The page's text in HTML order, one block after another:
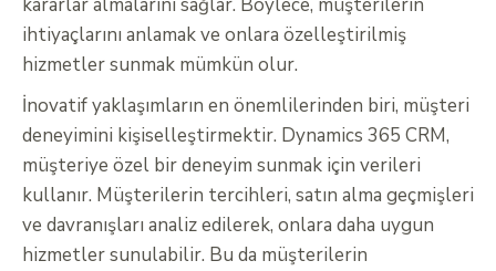
kararlar almalarını sağlar. Böylece, müşterilerin
ihtiyaçlarını anlamak ve onlara özelleştirilmiş
hizmetler sunmak mümkün olur.
İnovatif yaklaşımların en önemlilerinden biri, müşteri
deneyimini kişiselleştirmektir. Dynamics 365 CRM,
müşteriye özel bir deneyim sunmak için verileri
kullanır. Müşterilerin tercihleri, satın alma geçmişleri
ve davranışları analiz edilerek, onlara daha uygun
hizmetler sunulabilir. Bu da müşterilerin